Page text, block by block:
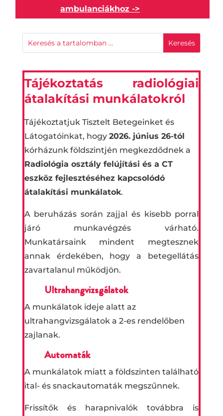
ambulanciákhoz ->
Tájékoztatás radiológiai
átalakítási munkálatokról
Tájékoztatjuk Tisztelt Betegeinket és
Látogatóinkat, hogy 2026. június 26-tól
kórházunk földszintjén megkezdődnek a
Radiológia osztály felújítási és a CT
eszköz fejlesztéséhez kapcsolódó
átalakítási munkálatok.
A beruházás során zajjal és kisebb porral
járó munkavégzés várható.
Munkatársaink mindent megtesznek
annak érdekében, hogy a betegellátás
zavartalanul működjön.
Ultrahangvizsgálatok
A munkálatok ideje alatt az
ultrahangvizsgálatok a 2-es rendelőben
zajlanak.
Automaták
A munkálatok miatt a földszinten található
ital- és snackautomaták megszűnnek.
Frissítők és harapnivalók továbbra is